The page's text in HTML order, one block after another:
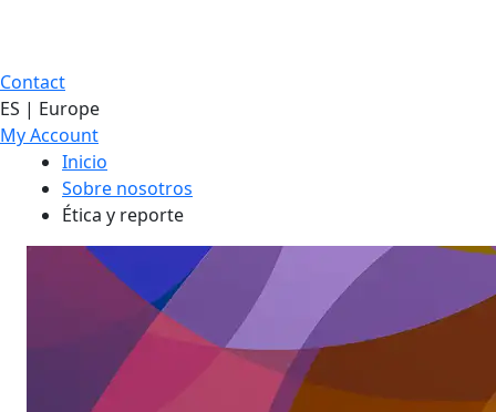
Contact
ES | Europe
My Account
Inicio
Sobre nosotros
Ética y reporte